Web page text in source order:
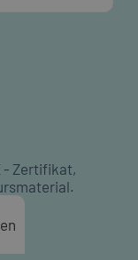
- Zertifikat,